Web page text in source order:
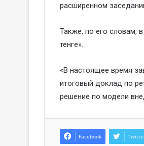
расширенном
Также, по его словам,
тенге».
«В настоящее время
итоговый доклад по
решение по модели
Facebook